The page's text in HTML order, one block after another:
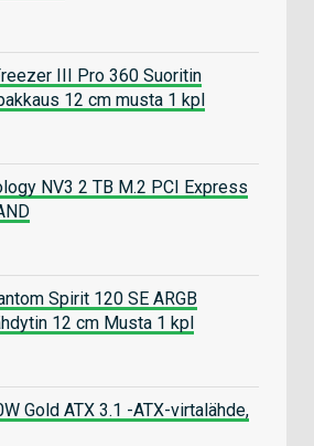
III Pro 360 Suoritin
12 cm musta 1 kpl
NV3 2 TB M.2 PCI Express
Spirit 120 SE ARGB
12 cm Musta 1 kpl
Gold ATX 3.1 -ATX-virtalähde,